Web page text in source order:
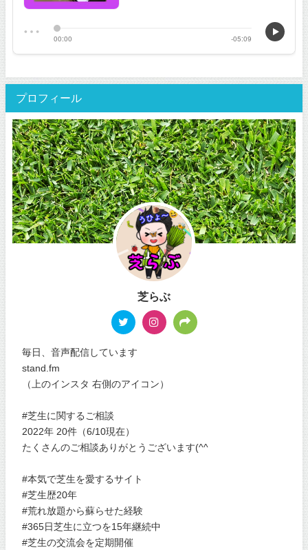
プロフィール
芝らぶ
毎日、音声配信しています
stand.fm
（上のインスタ 右側のアイコン）
#芝生に関するご相談
2022年 20件（6/10現在）
たくさんのご相談ありがとうございます(^^
#本気で芝生を愛するサイト
#芝生歴20年
#荒れ放題から蘇らせた経験
#365日芝生に立つを15年継続中
#芝生の交流会を定期開催